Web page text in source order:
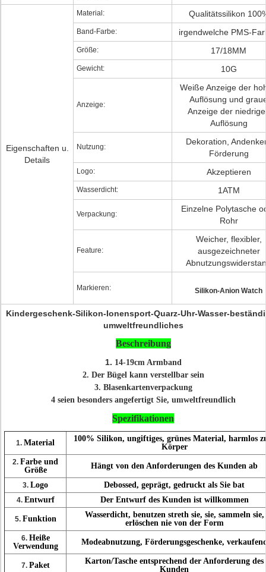
Eigenschaften u.
Details
Material: Qualitätssilikon
Band-Farbe: irgendwelche PMS-
Größe: 17/18MM
Gewicht: 10G
Anzeige:
Weiße Anzeige der
Auflösung und
Anzeige der
Auflösung
Nutzung:
Dekoration,
Förderung
Logo: Akzeptieren
Wasserdicht: 1ATM
Verpackung:
Einzelne Polytasche
Rohr
Feature:
Weicher, flexibler,
ausgezeichneter
Markieren: Silikon-Anion Watch
Kindergeschenk-Silikon-Ionensport-Quarz-Uhr-Wasser-
umweltfreundliches
Beschreibung
1. 14-19cm Armband
2. Der Bügel kann verstellbar sein
3. Blasenkartenverpackung
4 seien besonders angefertigt Sie, umweltfreundlich
Spezifikationen
1. Material
100% Silikon, ungiftiges, grünes Material, harmlos
Körper
2. Farbe und
Größe
Hängt von den Anforderungen des Kunden ab
3. Logo Debossed, geprägt, gedruckt als Sie bat
4. Entwurf Der Entwurf des Kunden ist willkommen
5. Funktion
Wasserdicht, benutzen streth sie, sie, sammeln sie,
erlöschen nie von der Form
6. Heiße
Verwendung
Modeabnutzung, Förderungsgeschenke,
7. Paket
Karton/Tasche entsprechend der Anforderung des
Kunden